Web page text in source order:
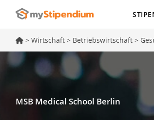
> Wirtschaft > Betriebswirtschaft >
MSB Medical School Berlin